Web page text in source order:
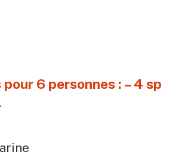
6 personnes : – 4 sp